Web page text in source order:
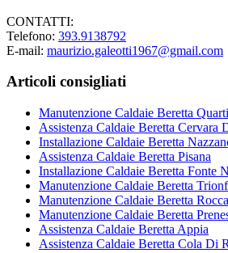
CONTATTI:
Telefono: 393.9138792
E-mail: maurizio.galeotti1967@gmail.com
Articoli consigliati
Manutenzione Caldaie Beretta
Assistenza Caldaie Beretta Cervara
Installazione Caldaie Beretta
Assistenza Caldaie Beretta Pisana
Installazione Caldaie Beretta Fonte
Manutenzione Caldaie Beretta
Manutenzione Caldaie Beretta
Manutenzione Caldaie Beretta
Assistenza Caldaie Beretta Appia
Assistenza Caldaie Beretta Cola Di